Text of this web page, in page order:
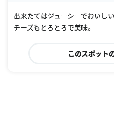
出来たてはジューシーでおいし
チーズもとろとろで美味。
このスポット